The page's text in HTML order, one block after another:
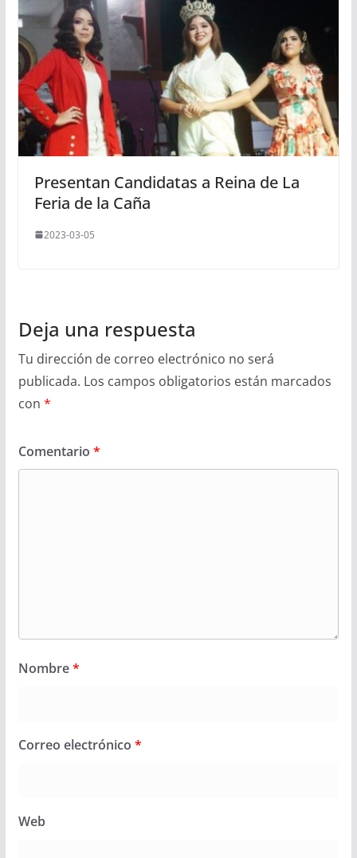
Presentan Candidatas a Reina de La
Feria de la Caña
2023-03-05
Deja una respuesta
Tu dirección de correo electrónico no será
publicada. Los campos obligatorios están marcados
con *
Comentario *
Nombre*
Correo electrónico *
Web